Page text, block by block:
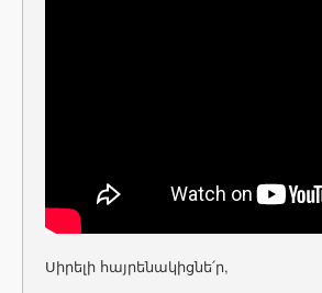
Սիրելի հայրենակիցնե՛ր,